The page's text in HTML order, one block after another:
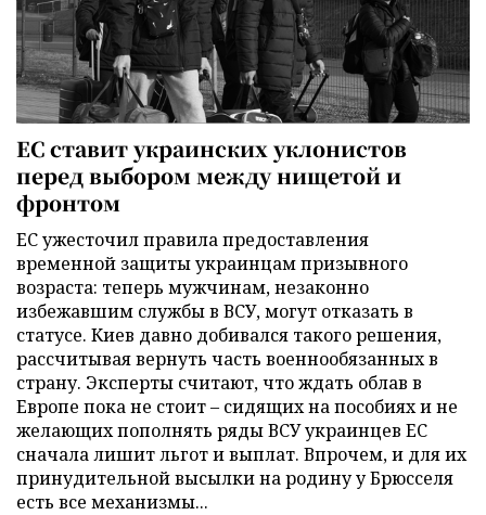
ЕС ставит украинских уклонистов
перед выбором между нищетой и
фронтом
ЕС ужесточил правила предоставления
временной защиты украинцам призывного
возраста: теперь мужчинам, незаконно
избежавшим службы в ВСУ, могут отказать в
статусе. Киев давно добивался такого решения,
рассчитывая вернуть часть военнообязанных в
страну. Эксперты считают, что ждать облав в
Европе пока не стоит – сидящих на пособиях и не
желающих пополнять ряды ВСУ украинцев ЕС
сначала лишит льгот и выплат. Впрочем, и для их
принудительной высылки на родину у Брюсселя
есть все механизмы...